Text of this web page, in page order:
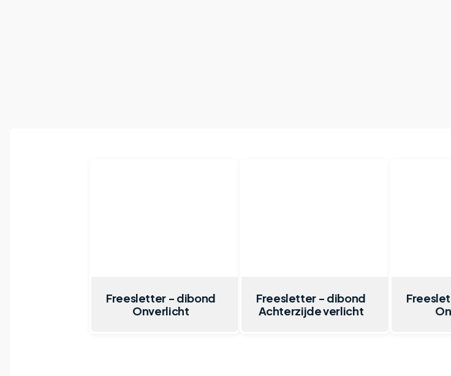
Freesletter - dibond
Onverlicht
Freesletter - dibond
Achterzijde verlicht